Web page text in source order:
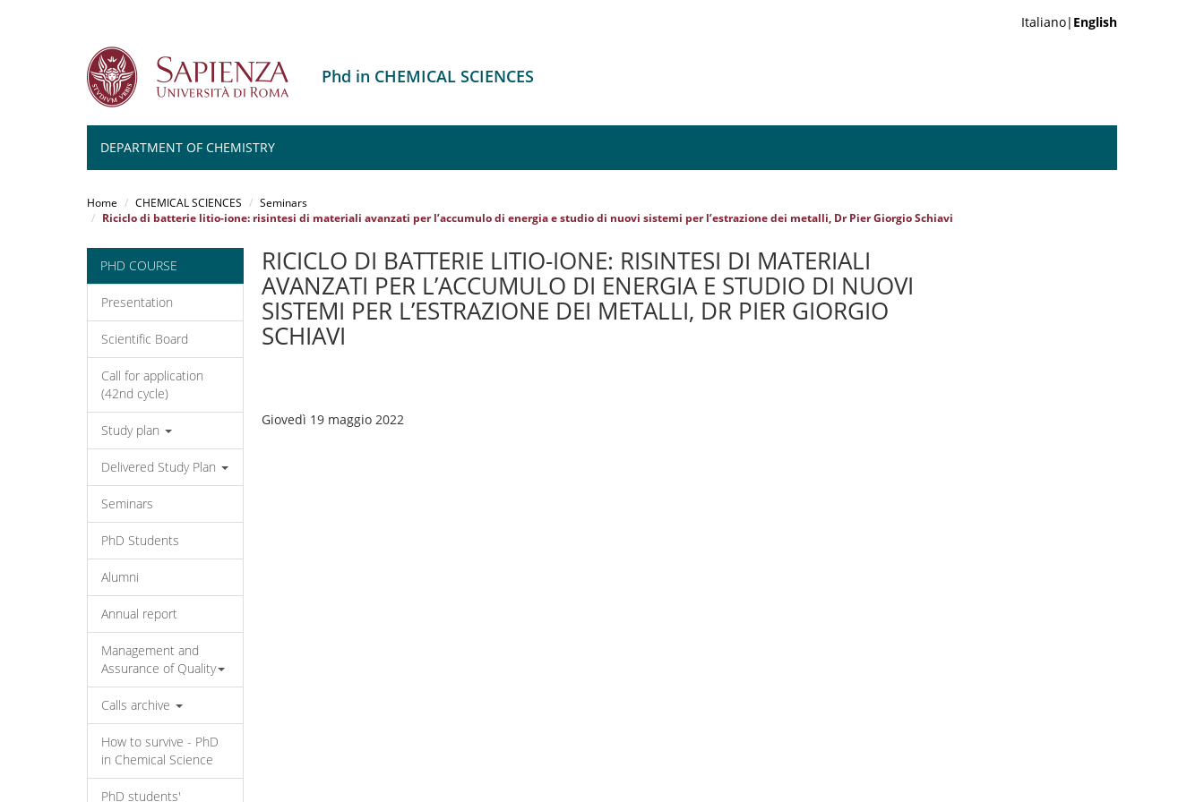
Italiano| English
Phd in CHEMICAL SCIENCES
DEPARTMENT OF CHEMISTRY
Home CHEMICAL SCIENCES
Seminars
Riciclo di batterie litio-ione: risintesi di materiali avanzati per l’accumulo di energia e studio di nuovi sistemi per l’estrazione dei metalli, Dr Pier Giorgio Schiavi
PHD COURSE
Presentation
Scientific Board
Call for application
(42nd cycle)
Study plan
Delivered Study Plan
Seminars
PhD Students
Alumni
Annual report
Management and
Assurance of Quality
Calls archive
How to survive - PhD
in Chemical Science
PhD students'
RICICLO DI BATTERIE LITIO-IONE: RISINTESI DI MATERIALI
AVANZATI PER L’ACCUMULO DI ENERGIA E STUDIO DI NUOVI
SISTEMI PER L’ESTRAZIONE DEI METALLI, DR PIER GIORGIO
SCHIAVI
Giovedì 19 maggio 2022